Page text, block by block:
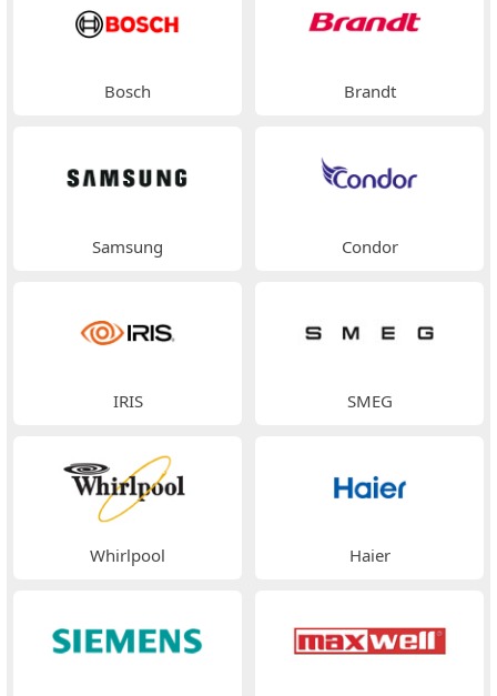
Bosch Brandt
Samsung Condor
IRIS SMEG
Whirlpool Haier